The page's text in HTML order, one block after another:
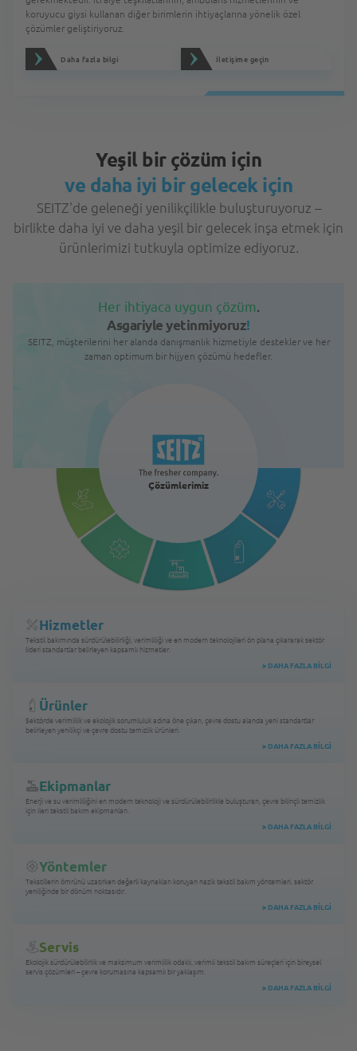
koruyucu giysi kullanan diğer birimlerin ihtiyaçlarına yönelik özel
çözümler geliştiriyoruz.
Daha fazla bilgi İletişime geçin
Yeşil bir çözüm için
ve daha iyi bir gelecek için
SEITZ'de geleneği yenilikçilikle buluşturuyoruz –
birlikte daha iyi ve daha yeşil bir gelecek inşa etmek için
ürünlerimizi tutkuyla optimize ediyoruz.
Her ihtiyaca uygun çözüm
Asgariyle yetinmiyoruz!
SEITZ, müşterilerini her alanda danışmanlık hizmetiyle destekler ve her
zaman optimum bir hijyen çözümü hedefler.
Çözümlerimiz
Hizmetler
Tekstil bakımında sürdürülebilirliği, verimliliği ve en modern teknolojileri ön plana çıkararak sektör
lideri standartlar belirleyen kapsamlı hizmetler.
> DAHA FAZLA BILGI
Ürünler
Sektörde verimlilik ve ekolojik sorumluluk adına öne çıkan, çevre dostu alanda yeni standartlar
belirleyen yenilikçi ve çevre dostu temizlik ürünleri.
> DAHA FAZLA BILGI
Ekipmanlar
Enerji ve su verimliliğini en modern teknoloji ve sürdürülebilirlikle buluşturan, çevre bilinçli temizlik
için ileri tekstil bakım ekipmanları.
> DAHA FAZLA BILGI
Yöntemler
Tekstillerin ömrünü uzatırken değerli kaynakları koruyan nazik tekstil bakım yöntemleri, sektör
yeniliğinde bir dönüm noktasıdır.
> DAHA FAZLA BILGI
Servis
Ekolojik sürdürülebilirlik ve maksimum verimlilik odaklı, verimli tekstil bakım süreçleri için bireysel
servis çözümleri – çevre korumasına kapsamlı bir yaklaşım.
> DAHA FAZLA BILGI